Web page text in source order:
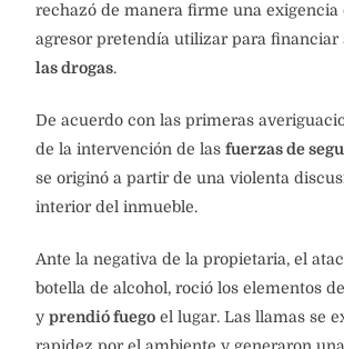
rechazó de manera firme una exigencia
agresor pretendía utilizar para financiar
las drogas.
De acuerdo con las primeras
de la intervención de las fuerzas de
se originó a partir de una violenta
interior del inmueble.
Ante la negativa de la propietaria, el
botella de alcohol, roció los elementos
y prendió fuego el lugar. Las llamas se